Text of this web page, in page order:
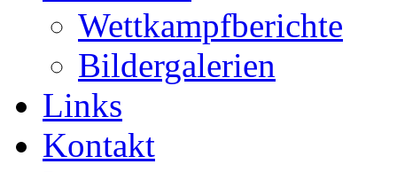
Wettkampfberichte
Bildergalerien
Links
Kontakt